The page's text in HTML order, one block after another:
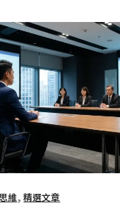
維,精選文章